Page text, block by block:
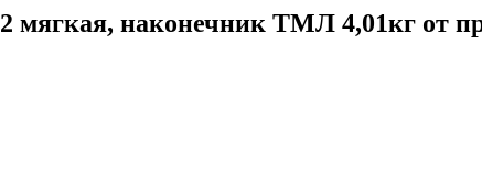
наконечник ТМЛ 4,01кг от